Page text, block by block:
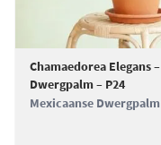
Chamaedorea Elegans
Dwergpalm – P24
Mexicaanse Dwergpalm